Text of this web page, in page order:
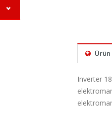
Ürün
Inverter